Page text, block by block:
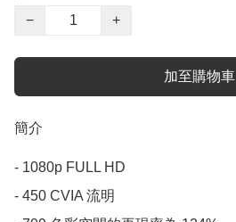
−
+
加至購物車
簡介
- 1080p FULL HD
- 450 CVIA 流明